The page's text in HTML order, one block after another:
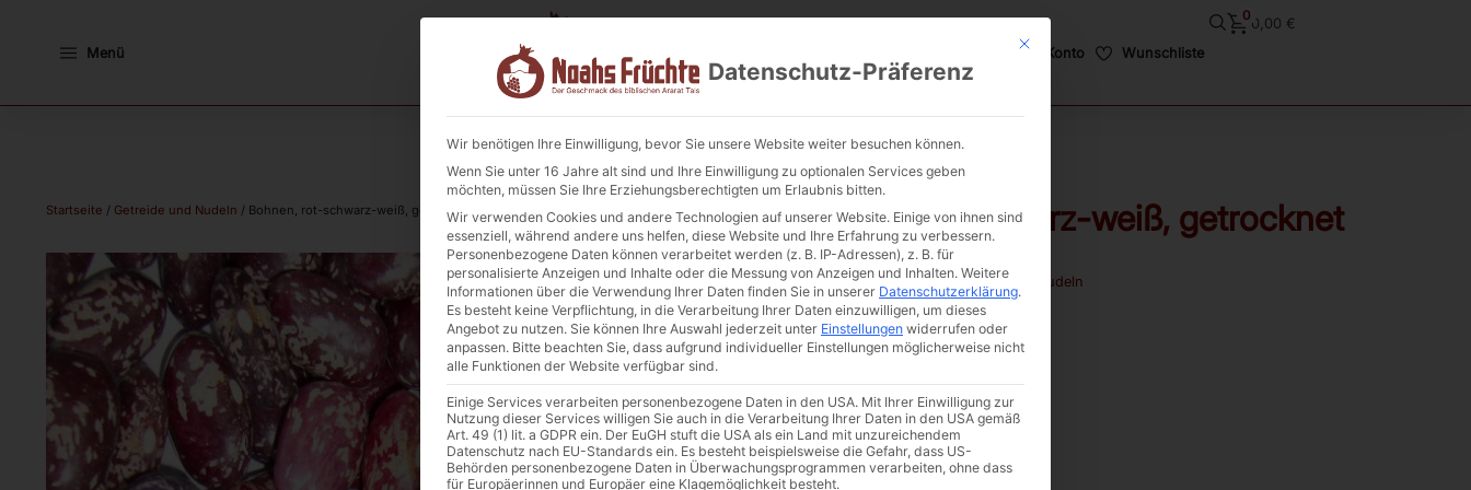
Menü Mein Konto Wunschliste
00,00 €
Startseite / Getreide und Nudeln / Bohnen, rot-schwarz-weiß, getrocknet 800g. Լոբի
Bohnen, rot-schwarz-weiß, getrocknet
800g. Լոբի
Art. Nr.: GT-004 Kategorie Getreide und Nudeln
5,80€ inkl. MwSt.
Enthält 7% MwSt. 7 % DE
(0,73€/ 100 g)
zzgl.Versand
Nicht vorrätig
In die Wunschliste
Mit diesem Button wird der Dialog geschlossen. Seine Funktionalität ist
Datenschutz-Präferenz
Wir benötigen Ihre Einwilligung, bevor Sie unsere Website weiter besuchen können.
Wenn Sie unter 16 Jahre alt sind und Ihre Einwilligung zu optionalen Services geben
möchten, müssen Sie Ihre Erziehungsberechtigten um Erlaubnis bitten.
Wir verwenden Cookies und andere Technologien auf unserer Website. Einige von ihnen sind
essenziell, während andere uns helfen, diese Website und Ihre Erfahrung zu verbessern.
Personenbezogene Daten können verarbeitet werden (z. B. IP-Adressen), z. B. für
personalisierte Anzeigen und Inhalte oder die Messung von Anzeigen und Inhalten. Weitere
Informationen über die Verwendung Ihrer Daten finden Sie in unserer Datenschutzerklärung.
Es besteht keine Verpflichtung, in die Verarbeitung Ihrer Daten einzuwilligen, um dieses
Angebot zu nutzen. Sie können Ihre Auswahl jederzeit unter Einstellungen widerrufen oder
anpassen. Bitte beachten Sie, dass aufgrund individueller Einstellungen möglicherweise nicht
alle Funktionen der Website verfügbar sind.
Einige Services verarbeiten personenbezogene Daten in den USA. Mit Ihrer Einwilligung zur
Nutzung dieser Services willigen Sie auch in die Verarbeitung Ihrer Daten in den USA gemäß
Art. 49 (1) lit. a GDPR ein. Der EuGH stuft die USA als ein Land mit unzureichendem
Datenschutz nach EU-Standards ein. Es besteht beispielsweise die Gefahr, dass US-
Behörden personenbezogene Daten in Überwachungsprogrammen verarbeiten, ohne dass
für Europäerinnen und Europäer eine Klagemöglichkeit besteht.